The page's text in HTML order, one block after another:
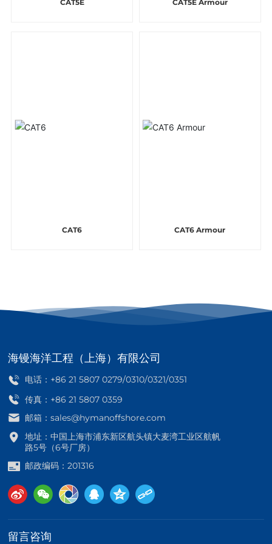
CAT5E CAT5E Armour
CAT6 CAT6 Armour
海镘海洋工程（上海）有限公司
电话： +86 21 5807 0279/0310/0321/0351
传真：+86 21 5807 0359
邮箱：sales@hymanoffshore.com
地址：中国上海市浦东新区航头镇大麦湾工业区航帆
路5号（6号厂房）
邮政编码：201316
留言咨询